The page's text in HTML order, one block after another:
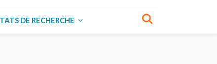
DE RECHERCHE